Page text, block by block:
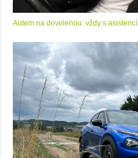
Autem na dovolenou: vždy s asistencí